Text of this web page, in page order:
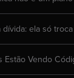
dívida: ela só
Vendo